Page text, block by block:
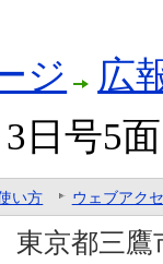
ジ
広
日号5面
い方 ウェブアク
京都三鷹